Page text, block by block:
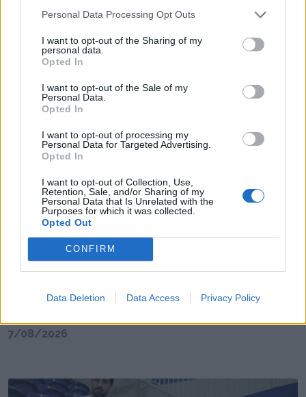
Personal Data Processing Opt Outs
I want to opt-out of the Sharing of my
personal data.
Opted In
I want to opt-out of the Sale of my
Personal Data.
Opted In
I want to opt-out of processing my
Personal Data for Targeted Advertising.
Opted In
I want to opt-out of Collection, Use,
Retention, Sale, and/or Sharing of my
Personal Data that Is Unrelated with the
Purposes for which it was collected.
Opted Out
CONFIRM
Data Deletion Data Access Privacy Policy
Comando Metropolitano do Porto celebra 159
anos ao serviço da população
Reabilitação de edifício devoluto na Rua do
7/08/2026